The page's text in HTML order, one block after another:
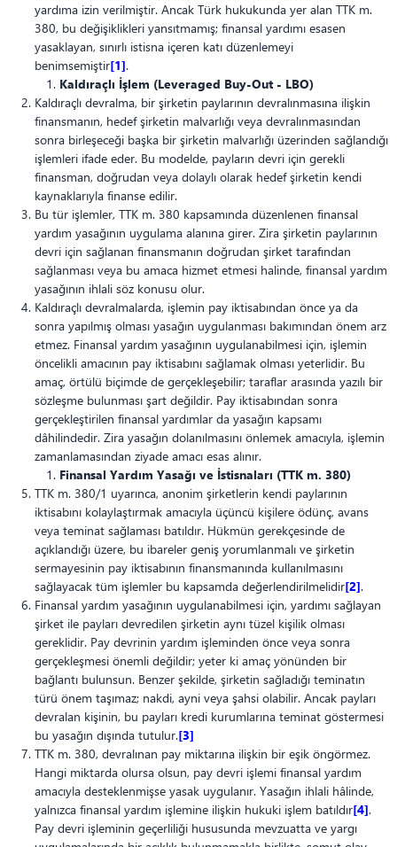
yardıma izin verilmiştir. Ancak Türk hukukunda yer alan TTK m.
380, bu değişiklikleri yansıtmamış; finansal yardımı esasen
yasaklayan, sınırlı istisna içeren katı düzenlemeyi
benimsemiştir[1].
Kaldıraçlı İşlem (Leveraged Buy-Out - LBO)
Kaldıraçlı devralma, bir şirketin paylarının devralınmasına ilişkin
finansmanın, hedef şirketin malvarlığı veya devralınmasından
sonra birleşeceği başka bir şirketin malvarlığı üzerinden sağlandığı
işlemleri ifade eder. Bu modelde, payların devri için gerekli
finansman, doğrudan veya dolaylı olarak hedef şirketin kendi
kaynaklarıyla finanse edilir.
Bu tür işlemler, TTK m. 380 kapsamında düzenlenen finansal
yardım yasağının uygulama alanına girer. Zira şirketin paylarının
devri için sağlanan finansmanın doğrudan şirket tarafından
sağlanması veya bu amaca hizmet etmesi halinde, finansal yardım
yasağının ihlali söz konusu olur.
Kaldıraçlı devralmalarda, işlemin pay iktisabından önce ya da
sonra yapılmış olması yasağın uygulanması bakımından önem arz
etmez. Finansal yardım yasağının uygulanabilmesi için, işlemin
öncelikli amacının pay iktisabını sağlamak olması yeterlidir. Bu
amaç, örtülü biçimde de gerçekleşebilir; taraflar arasında yazılı bir
sözleşme bulunması şart değildir. Pay iktisabından sonra
gerçekleştirilen finansal yardımlar da yasağın kapsamı
dâhilindedir. Zira yasağın dolanılmasını önlemek amacıyla, işlemin
zamanlamasından ziyade amacı esas alınır.
Finansal Yardım Yasağı ve İstisnaları (TTK m. 380)
TTK m. 380/1 uyarınca, anonim şirketlerin kendi paylarının
iktisabını kolaylaştırmak amacıyla üçüncü kişilere ödünç, avans
veya teminat sağlaması batıldır. Hükmün gerekçesinde de
açıklandığı üzere, bu ibareler geniş yorumlanmalı ve şirketin
sermayesinin pay iktisabının finansmanında kullanılmasını
sağlayacak tüm işlemler bu kapsamda değerlendirilmelidir[2].
Finansal yardım yasağının uygulanabilmesi için, yardımı sağlayan
şirket ile payları devredilen şirketin aynı tüzel kişilik olması
gereklidir. Pay devrinin yardım işleminden önce veya sonra
gerçekleşmesi önemli değildir; yeter ki amaç yönünden bir
bağlantı bulunsun. Benzer şekilde, şirketin sağladığı teminatın
türü önem taşımaz; nakdi, ayni veya şahsi olabilir. Ancak payları
devralan kişinin, bu payları kredi kurumlarına teminat göstermesi
bu yasağın dışında tutulur.[3]
TTK m. 380, devralınan pay miktarına ilişkin bir eşik öngörmez.
Hangi miktarda olursa olsun, pay devri işlemi finansal yardım
amacıyla desteklenmişse yasak uygulanır. Yasağın ihlali hâlinde,
yalnızca finansal yardım işlemine ilişkin hukuki işlem batıldır[4].
Pay devri işleminin geçerliliği hususunda mevzuatta ve yargı